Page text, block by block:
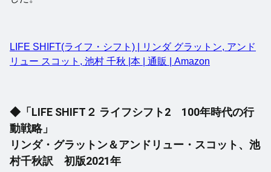
LIFE SHIFT(ライフ・シフト) | リンダ グラットン, アンド
リュー スコット, 池村 千秋 |本 | 通販 | Amazon
◆「LIFE SHIFT２ ライフシフト2 100年時代の行
動戦略」
リンダ・グラットン＆アンドリュー・スコット、池
村千秋訳 初版2021年